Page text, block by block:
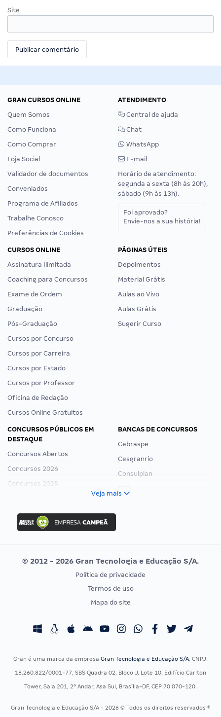
Site
GRAN CURSOS ONLINE
Quem Somos
Como Funciona
Como Comprar
Loja Social
Validador de documentos
Conveniados
Programa de Afiliados
Trabalhe Conosco
Preferências de Cookies
ATENDIMENTO
Central de ajuda
Chat
WhatsApp
E-mail
Horário de atendimento:
segunda a sexta (8h às 20h),
sábado (9h às 13h).
Foi aprovado?
Envie-nos a sua história!
CURSOS ONLINE
Assinatura Ilimitada
Coaching para Concursos
Exame de Ordem
Graduação
Pós-Graduação
Cursos por Concurso
Cursos por Carreira
Cursos por Estado
Cursos por Professor
Oficina de Redação
Cursos Online Gratuitos
PÁGINAS ÚTEIS
Depoimentos
Material Grátis
Aulas ao Vivo
Aulas Grátis
Sugerir Curso
CONCURSOS PÚBLICOS EM
DESTAQUE
Concursos Abertos
Concursos 2026
Concursos 2025
Concurso Ibama
Concurso MPU
Editais publicados
BANCAS DE CONCURSOS
Cebraspe
Cesgranrio
Consulplan
Vunesp
CONCURSOS POR PROFISSÃO
Concursos Fiscais
Concursos Saúde
Residência Multiprofissional
EXAME DE ORDEM
Calendário OAB
Veja mais
© 2012 - 2026 Gran Tecnologia e Educação S/A.
Política de privacidade
Termos de uso
Mapa do site
Gran é uma marca da empresa Gran Tecnologia e Educação S/A, CNPJ:
18.260.822/0001-77, SBS Quadra 02, Bloco J, Lote 10, Edifício Carlton
Tower, Sala 201, 2º Andar, Asa Sul, Brasília-DF, CEP 70.070-120.
Gran Tecnologia e Educação S/A - 2026 © Todos os direitos reservados ®